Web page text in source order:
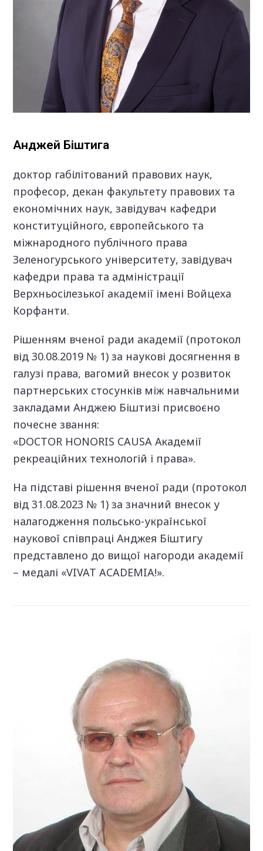
Анджей Біштига
доктор габілітований правових наук,
професор, декан факультету правових та
економічних наук, завідувач кафедри
конституційного, європейського та
міжнародного публічного права
Зеленогурського університету, завідувач
кафедри права та адміністрації
Верхньосілезької академії імені Войцеха
Корфанти.
Рішенням вченої ради академії (протокол
від 30.08.2019 № 1) за наукові досягнення в
галузі права, вагомий внесок у розвиток
партнерських стосунків між навчальними
закладами Анджею Біштизі присвоєно
почесне звання:
«DOCTOR HONORIS CAUSA Академії
рекреаційних технологій і права».
На підставі рішення вченої ради (протокол
від 31.08.2023 № 1) за значний внесок у
налагодження польсько-української
наукової співпраці Анджея Біштигу
представлено до вищої нагороди академії
– медалі «VIVAT ACADEMIA!».